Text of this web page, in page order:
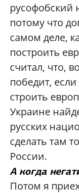
русофобский
потому что
самом деле,
построить
считал, что,
победит,
строить
Украине
русских
сделать там
России.
А когда
Потом я